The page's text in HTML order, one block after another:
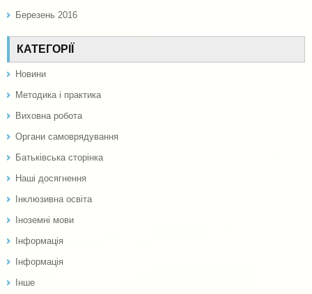
Березень 2016
КАТЕГОРІЇ
Новини
Методика і практика
Виховна робота
Органи самоврядування
Батьківська сторінка
Наші досягнення
Інклюзивна освіта
Іноземні мови
Інформація
Інформація
Інше